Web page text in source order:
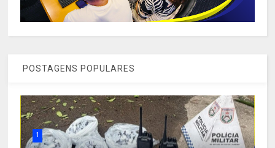
POSTAGENS POPULARES
1